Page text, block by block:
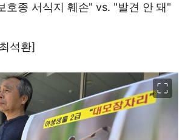
호종 서식지 훼손" vs. "발견 안 돼"
석환]